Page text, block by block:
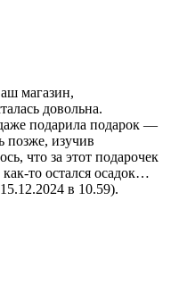
магазин,
довольна.
подарила подарок —
позже, изучив
что за этот подарочек
то остался осадок…
в 10.59).